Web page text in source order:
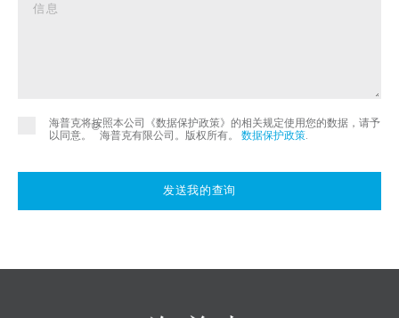
海普克将按照本公司《数据保护政策》的相关规定使用您的数据，请予
以同意。
©
海普克有限公司。版权所有。 数据保护政策.
发送我的查询